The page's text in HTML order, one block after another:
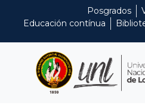
Posgrados
Educación contínua